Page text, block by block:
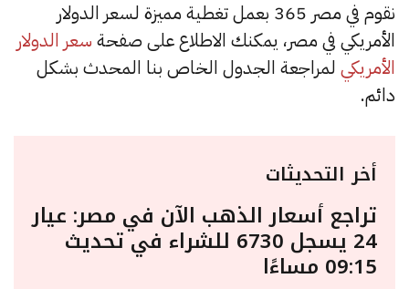
نقوم في مصر 365 بعمل تغطية مميزة لسعر الدولار
الأمريكي في مصر، يمكنك الاطلاع على صفحة سعر الدولار
الأمريكي لمراجعة الجدول الخاص بنا المحدث بشكل
دائم.
أخر التحديثات
تراجع أسعار الذهب الآن في مصر: عيار
24 يسجل 6730 للشراء في تحديث
09:15 مساءًا